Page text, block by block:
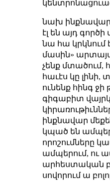
նախ ինքնավար
էլ են այդ գործի
նա հա կրկնում
մասին»
չենք մտածում,
հաւէս կը լինի,
ունենք հինգ ջի
գիգաբիտ
ինքնավար
կպած են
որոշումները
ամպերում, ու
արհեստական
սովորում ա